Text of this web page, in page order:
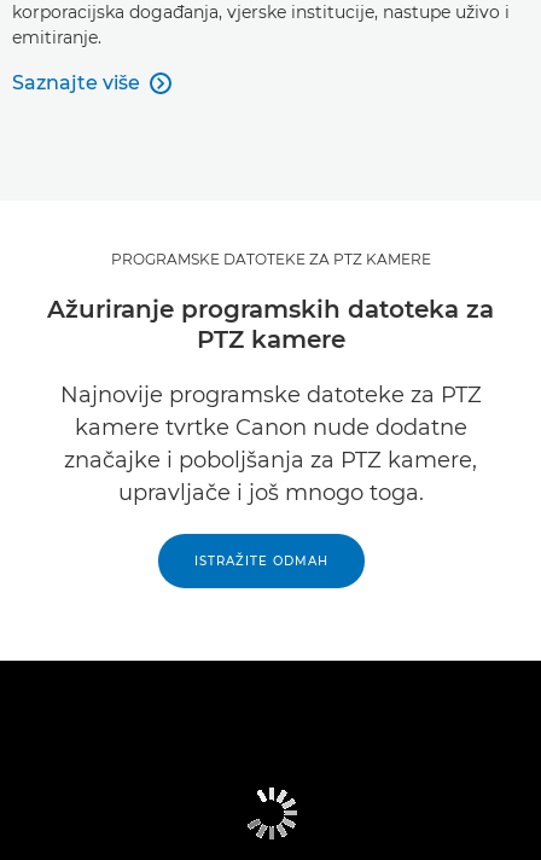
korporacijska događanja, vjerske institucije, nastupe uživo i
emitiranje.
Saznajte više 
PROGRAMSKE DATOTEKE ZA PTZ KAMERE
Ažuriranje programskih datoteka za
PTZ kamere
Najnovije programske datoteke za PTZ
kamere tvrtke Canon nude dodatne
značajke i poboljšanja za PTZ kamere,
upravljače i još mnogo toga.
ISTRAŽITE ODMAH